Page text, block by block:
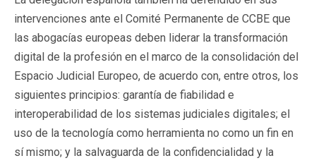
intervenciones ante el Comité Permanente de CCBE que
las abogacías europeas deben liderar la transformación
digital de la profesión en el marco de la consolidación del
Espacio Judicial Europeo, de acuerdo con, entre otros, los
siguientes principios: garantía de fiabilidad e
interoperabilidad de los sistemas judiciales digitales; el
uso de la tecnología como herramienta no como un fin en
sí mismo; y la salvaguarda de la confidencialidad y la